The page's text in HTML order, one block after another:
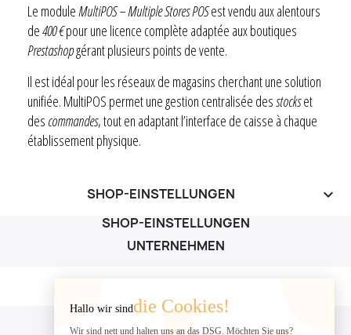
Le moduleMultiPOS – Multiple Stores POSest vendu aux alentours
de400 €pour une licence complète adaptée aux boutiques
Prestashopgérant plusieurs points de vente.
Il est idéal pour les réseaux de magasins cherchant une solution
unifiée. MultiPOS permet une gestion centralisée desstockset
des commandes, tout en adaptant l’interface de caisse à chaque
établissement physique.
SHOP-EINSTELLUNGEN keyboard_arrow_down
SHOP-EINSTELLUNGEN
UNTERNEHMEN
IHR KONTO
Hallo wir sinddie Cookies!
Wir sind nett und halten uns an das DSG. Möchten Sie uns?